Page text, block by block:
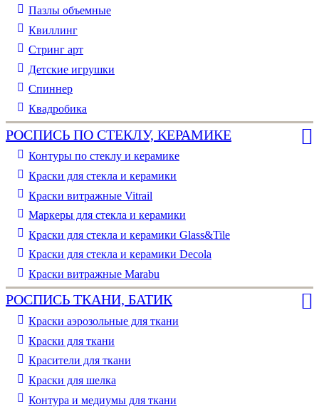
Пазлы объемные
Квиллинг
Стринг арт
Детские игрушки
Спиннер
Квадробика
РОСПИСЬ ПО СТЕКЛУ, КЕРАМИКЕ
Контуры по стеклу и керамике
Краски для стекла и керамики
Краски витражные Vitrail
Маркеры для стекла и керамики
Краски для стекла и керамики Glass&Tile
Краски для стекла и керамики Decola
Краски витражные Marabu
РОСПИСЬ ТКАНИ, БАТИК
Краски аэрозольные для ткани
Краски для ткани
Красители для ткани
Краски для шелка
Контура и медиумы для ткани